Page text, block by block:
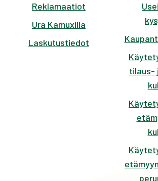
Reklamaatiot
Ura Kamuxilla
Laskutustiedot
tilaus-